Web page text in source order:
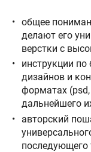
общее
делают его
верстки с
инструкции
дизайнов и
форматах
дальнейшего
авторский
последующего